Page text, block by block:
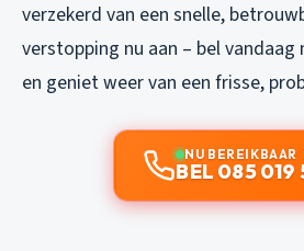
verzekerd van een snelle,
verstopping nu aan – bel vandaag
en geniet weer van een frisse,
NU BEREIKBAAR
BEL 085 019